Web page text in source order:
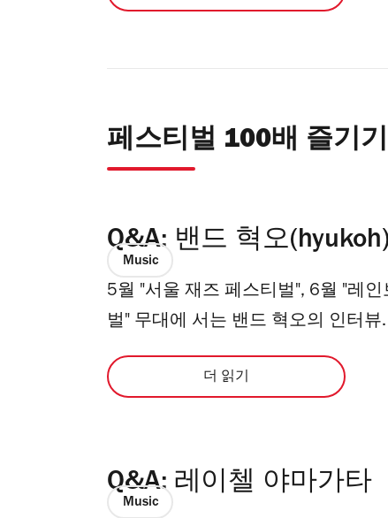
페스티벌 100배 즐기기
Q&A: 밴드 혁오(hyukoh)
Music
5월 "서울 재즈 페스티벌", 6월 "레
벌" 무대에 서는 밴드 혁오의 인터뷰.
더 읽기
Q&A: 레이첼 야마가타
Music